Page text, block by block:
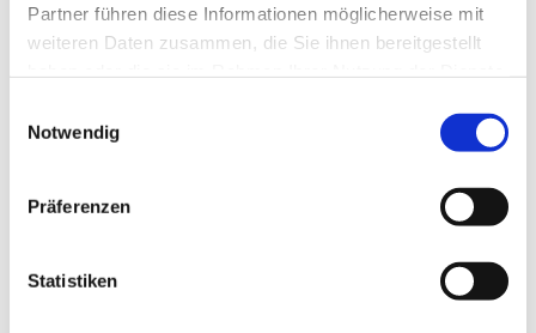
Partner führen diese Informationen möglicherweise mit
weiteren Daten zusammen, die Sie ihnen bereitgestellt
Notwendig
Präferenzen
Statistiken
Dienstag, 2. November 2027, 15:15 - 16:00
Uhr
Paul-Gerhardt-Kirchengemeinde,
Heino Pietschmann